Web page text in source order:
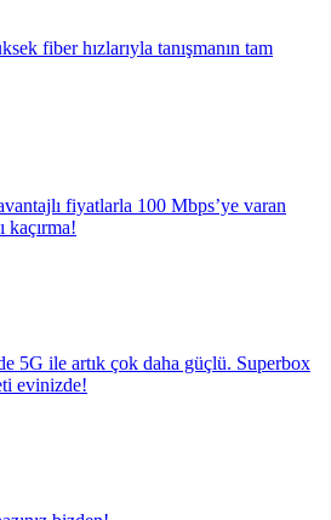
fiber hızlarıyla tanışmanın tam
fiyatlarla 100 Mbps’ye varan
kaçırma!
5G ile artık çok daha güçlü. Superbox
evinizde!